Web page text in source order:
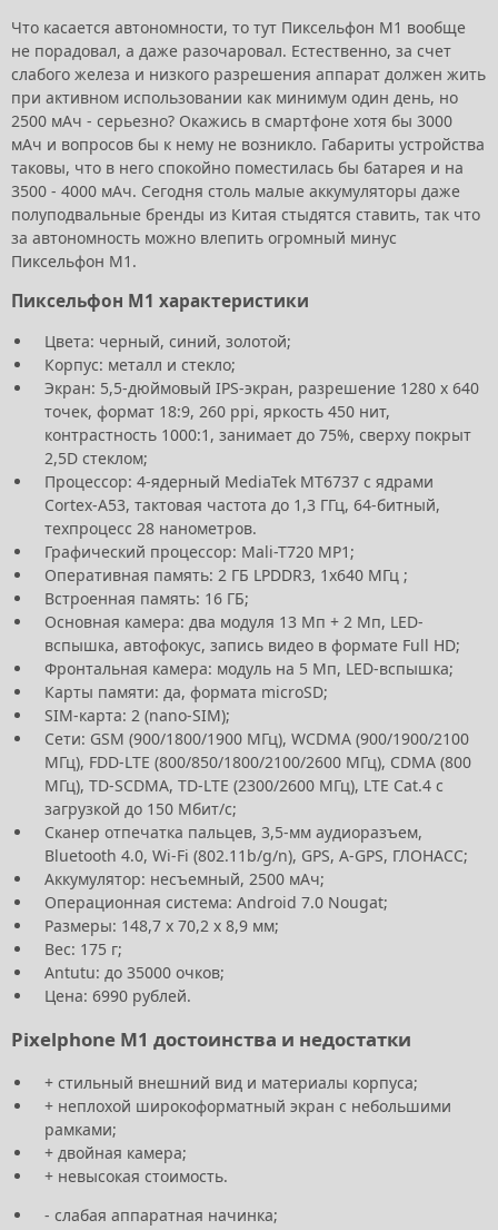
Что касается автономности, то тут Пиксельфон М1 вообще
не порадовал, а даже разочаровал. Естественно, за счет
слабого железа и низкого разрешения аппарат должен жить
при активном использовании как минимум один день, но
2500 мАч - серьезно? Окажись в смартфоне хотя бы 3000
мАч и вопросов бы к нему не возникло. Габариты устройства
таковы, что в него спокойно поместилась бы батарея и на
3500 - 4000 мАч. Сегодня столь малые аккумуляторы даже
полуподвальные бренды из Китая стыдятся ставить, так что
за автономность можно влепить огромный минус
Пиксельфон М1.
Пиксельфон М1 характеристики
Цвета: черный, синий, золотой;
Корпус: металл и стекло;
Экран: 5,5-дюймовый IPS-экран, разрешение 1280 х 640
точек, формат 18:9, 260 ppi, яркость 450 нит,
контрастность 1000:1, занимает до 75%, сверху покрыт
2,5D стеклом;
Процессор: 4-ядерный MediaTek MT6737 с ядрами
Cortex-A53, тактовая частота до 1,3 ГГц, 64-битный,
техпроцесс 28 нанометров.
Графический процессор: Mali-T720 MP1;
Оперативная память: 2 ГБ LPDDR3, 1x640 МГц ;
Встроенная память: 16 ГБ;
Основная камера: два модуля 13 Мп + 2 Мп, LED-
вспышка, автофокус, запись видео в формате Full HD;
Фронтальная камера: модуль на 5 Мп, LED-вспышка;
Карты памяти: да, формата microSD;
SIM-карта: 2 (nano-SIM);
Сети: GSM (900/1800/1900 МГц), WCDMA (900/1900/2100
МГц), FDD-LTE (800/850/1800/2100/2600 МГц), CDMA (800
МГц), TD-SCDMA, TD-LTE (2300/2600 МГц), LTE Cat.4 с
загрузкой до 150 Мбит/с;
Сканер отпечатка пальцев, 3,5-мм аудиоразъем,
Bluetooth 4.0, Wi-Fi (802.11b/g/n), GPS, A-GPS, ГЛОНАСС;
Аккумулятор: несъемный, 2500 мАч;
Операционная система: Android 7.0 Nougat;
Размеры: 148,7 х 70,2 х 8,9 мм;
Вес: 175 г;
Antutu: до 35000 очков;
Цена: 6990 рублей.
Pixelphone M1 достоинства и недостатки
+ стильный внешний вид и материалы корпуса;
+ неплохой широкоформатный экран с небольшими
рамками;
+ двойная камера;
+ невысокая стоимость.
- слабая аппаратная начинка;